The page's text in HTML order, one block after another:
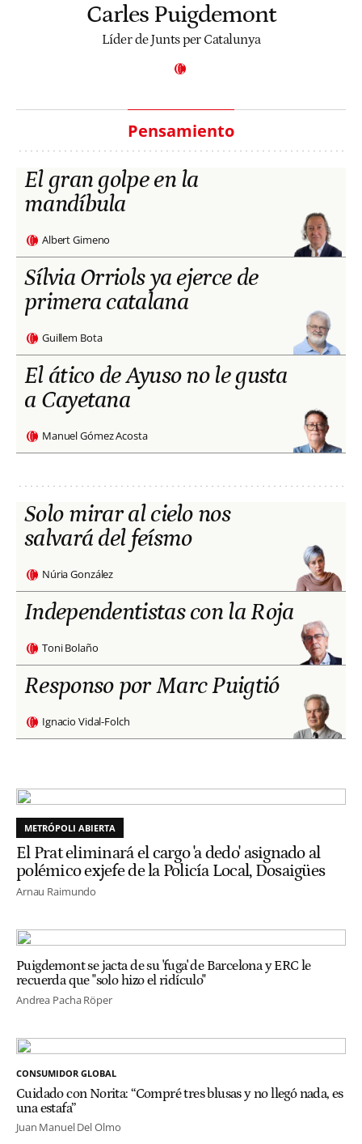
Carles Puigdemont
Líder de Junts per Catalunya
Pensamiento
El gran golpe en la
mandíbula
Albert Gimeno
Sílvia Orriols ya ejerce de
primera catalana
Guillem Bota
El ático de Ayuso no le gusta
a Cayetana
Manuel Gómez Acosta
Solo mirar al cielo nos
salvará del feísmo
Núria González
Independentistas con la Roja
Toni Bolaño
Responso por Marc Puigtió
Ignacio Vidal-Folch
METRÓPOLI ABIERTA
El Prat eliminará el cargo 'a dedo' asignado al
polémico exjefe de la Policía Local, Dosaigües
Arnau Raimundo
Puigdemont se jacta de su 'fuga' de Barcelona y ERC le
recuerda que "solo hizo el ridículo"
Andrea Pacha Röper
CONSUMIDOR GLOBAL
Cuidado con Norita: “Compré tres blusas y no llegó nada, es
una estafa”
Juan Manuel Del Olmo